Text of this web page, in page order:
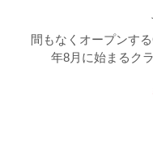
間もなくオープンす
年8月に始まるク